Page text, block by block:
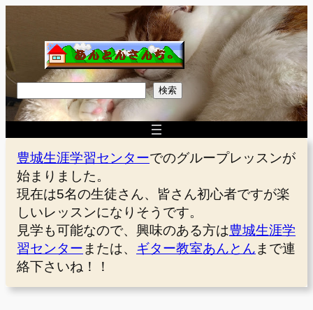
を
ス
キ
ッ
プ
索
検索
豊城生涯学習センターでのグループレッスンが
始まりました。
現在は5名の生徒さん、皆さん初心者ですが楽
しいレッスンになりそうです。
見学も可能なので、興味のある方は豊城生涯学
習センター または、 ギター教室あんとん まで連
絡下さいね！！